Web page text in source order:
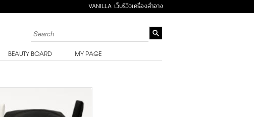
VANILLA เว็บรีวิวเครื่องสำอาง
BEAUTY BOARD MY PAGE